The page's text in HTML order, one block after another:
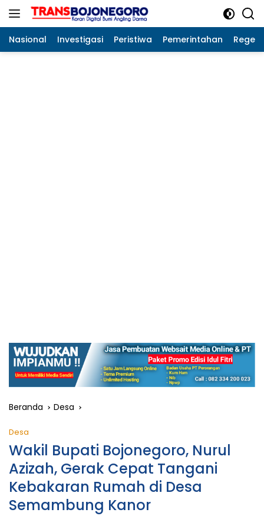
Langsung
Nasional Investigasi Peristiwa Pemerintahan
Beranda Desa
Desa
Wakil Bupati Bojonegoro, Nurul
Azizah, Gerak Cepat Tangani
Kebakaran Rumah di Desa
Semambung Kanor